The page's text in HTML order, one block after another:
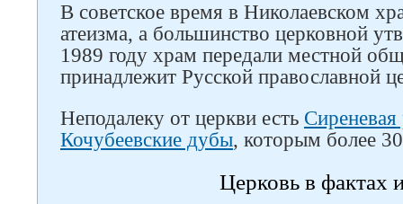
В советское время в Николаевском
атеизма, а большинство церковной
1989 году храм передали местной
принадлежит Русской православной
Неподалеку от церкви есть
Кочубеевские дубы, которым более
Церковь в фактах
Следите за нами в соцсетях